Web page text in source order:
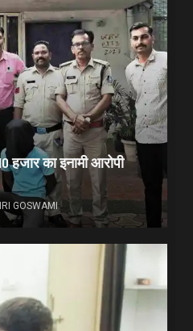
हजार का इनामी आरोपी
GOSWAMI